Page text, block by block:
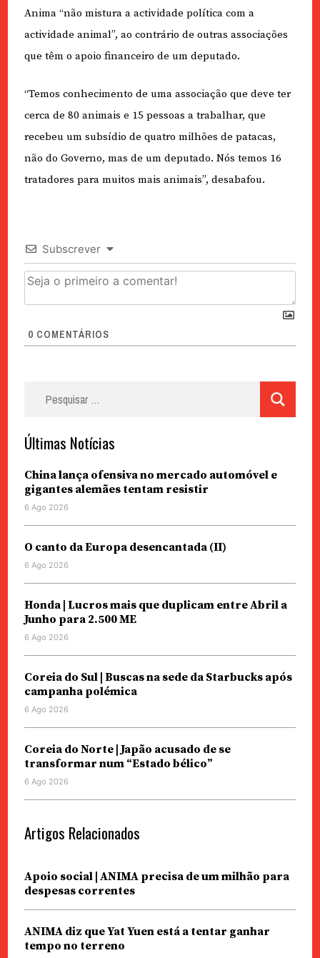
Anima “não mistura a actividade política com a
actividade animal”, ao contrário de outras associações
que têm o apoio financeiro de um deputado.
“Temos conhecimento de uma associação que deve ter
cerca de 80 animais e 15 pessoas a trabalhar, que
recebeu um subsídio de quatro milhões de patacas,
não do Governo, mas de um deputado. Nós temos 16
tratadores para muitos mais animais”, desabafou.
Subscrever
0 COMENTÁRIOS
Últimas Notícias
China lança ofensiva no mercado automóvel e
gigantes alemães tentam resistir
6 Ago 2026
O canto da Europa desencantada (II)
6 Ago 2026
Honda | Lucros mais que duplicam entre Abril a
Junho para 2.500 ME
6 Ago 2026
Coreia do Sul | Buscas na sede da Starbucks após
campanha polémica
6 Ago 2026
Coreia do Norte | Japão acusado de se
transformar num “Estado bélico”
6 Ago 2026
Artigos Relacionados
Apoio social | ANIMA precisa de um milhão para
despesas correntes
ANIMA diz que Yat Yuen está a tentar ganhar
tempo no terreno